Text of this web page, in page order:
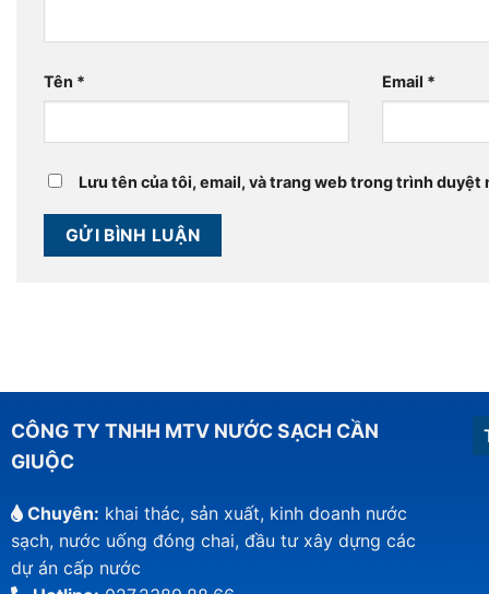
Tên * Email *
Lưu tên của tôi, email, và trang web trong trình duyệt
CÔNG TY TNHH MTV NƯỚC SẠCH CẦN
GIUỘC
Chuyên: khai thác, sản xuất, kinh doanh nước
sạch, nước uống đóng chai, đầu tư xây dựng các
dự án cấp nước